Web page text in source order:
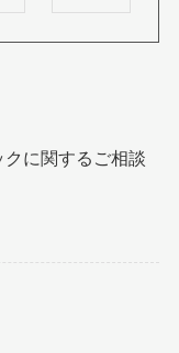
に関するご相談